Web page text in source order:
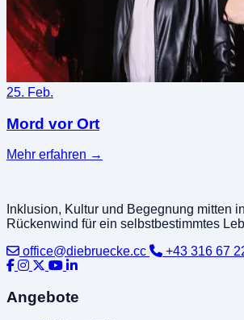
25. Feb.
Mord vor Ort
Mehr erfahren →
Inklusion, Kultur und Begegnung mitten
Rückenwind für ein selbstbestimmtes
office@diebruecke.cc
+43 316 67
Angebote